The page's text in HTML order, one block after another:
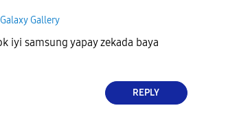
Galaxy Gallery
iyi samsung yapay zekada baya
REPLY